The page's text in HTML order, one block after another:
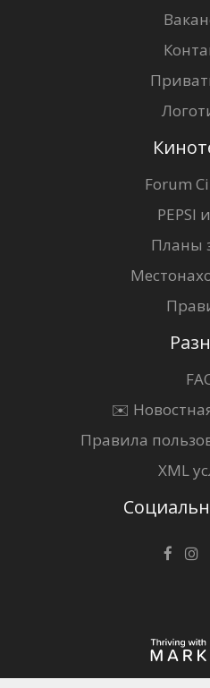
Forum
PEPSI
Планы
✉️
Правила
XML